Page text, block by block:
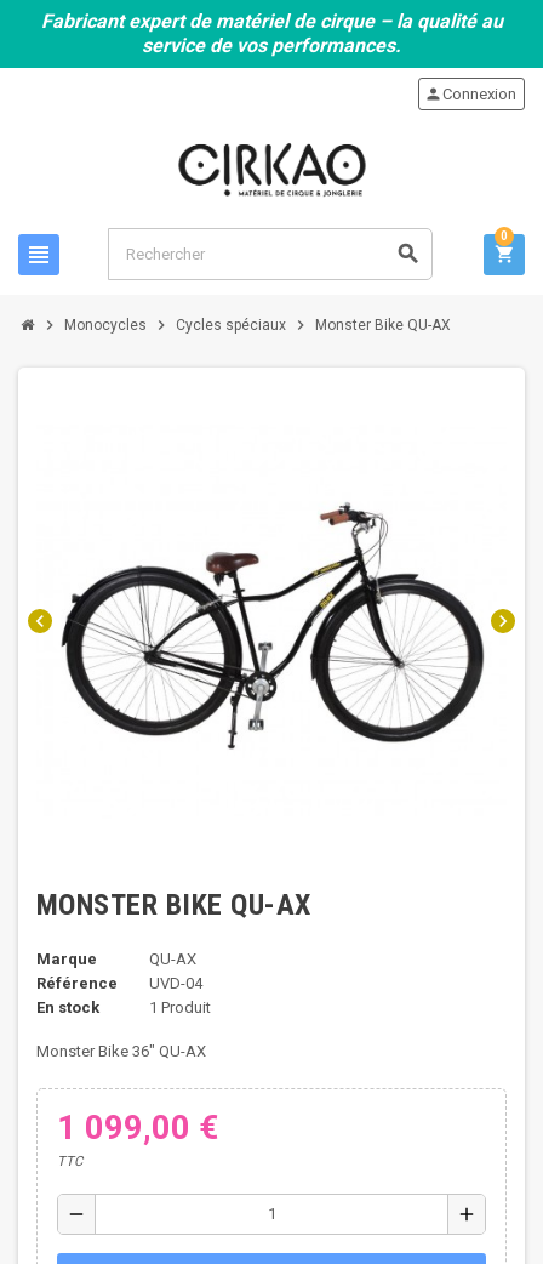
Fabricant expert de matériel de cirque – la qualité au
service de vos performances.
view_headline search
personConnexion
shopping_cart
0
chevron_right Monocycles chevron_right Cycles spéciaux chevron_right Monster Bike QU-AX
chevron_left chevron_right
MONSTER BIKE QU-AX
Marque
QU-AX
Référence
UVD-04
En stock
1 Produit
Monster Bike 36" QU-AX
1 099,00 €
TTC
remove add